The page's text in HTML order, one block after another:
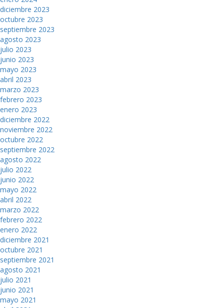
diciembre 2023
octubre 2023
septiembre 2023
agosto 2023
julio 2023
junio 2023
mayo 2023
abril 2023
marzo 2023
febrero 2023
enero 2023
diciembre 2022
noviembre 2022
octubre 2022
septiembre 2022
agosto 2022
julio 2022
junio 2022
mayo 2022
abril 2022
marzo 2022
febrero 2022
enero 2022
diciembre 2021
octubre 2021
septiembre 2021
agosto 2021
julio 2021
junio 2021
mayo 2021